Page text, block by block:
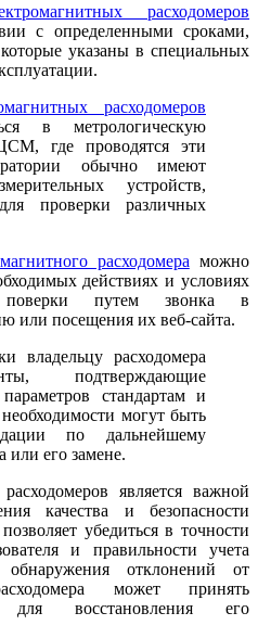
расходомеров
с определенными сроками,
указаны в специальных
расходомеров
в метрологическую
где проводятся эти
обычно имеют
устройств,
проверки различных
расходомера можно
действиях и условиях
поверки путем звонка в
или посещения их веб-сайта.
владельцу расходомера
подтверждающие
стандартам и
могут быть
по дальнейшему
или его замене.
является важной
качества и безопасности
убедиться в точности
и правильности учета
отклонений от
может принять
для восстановления его